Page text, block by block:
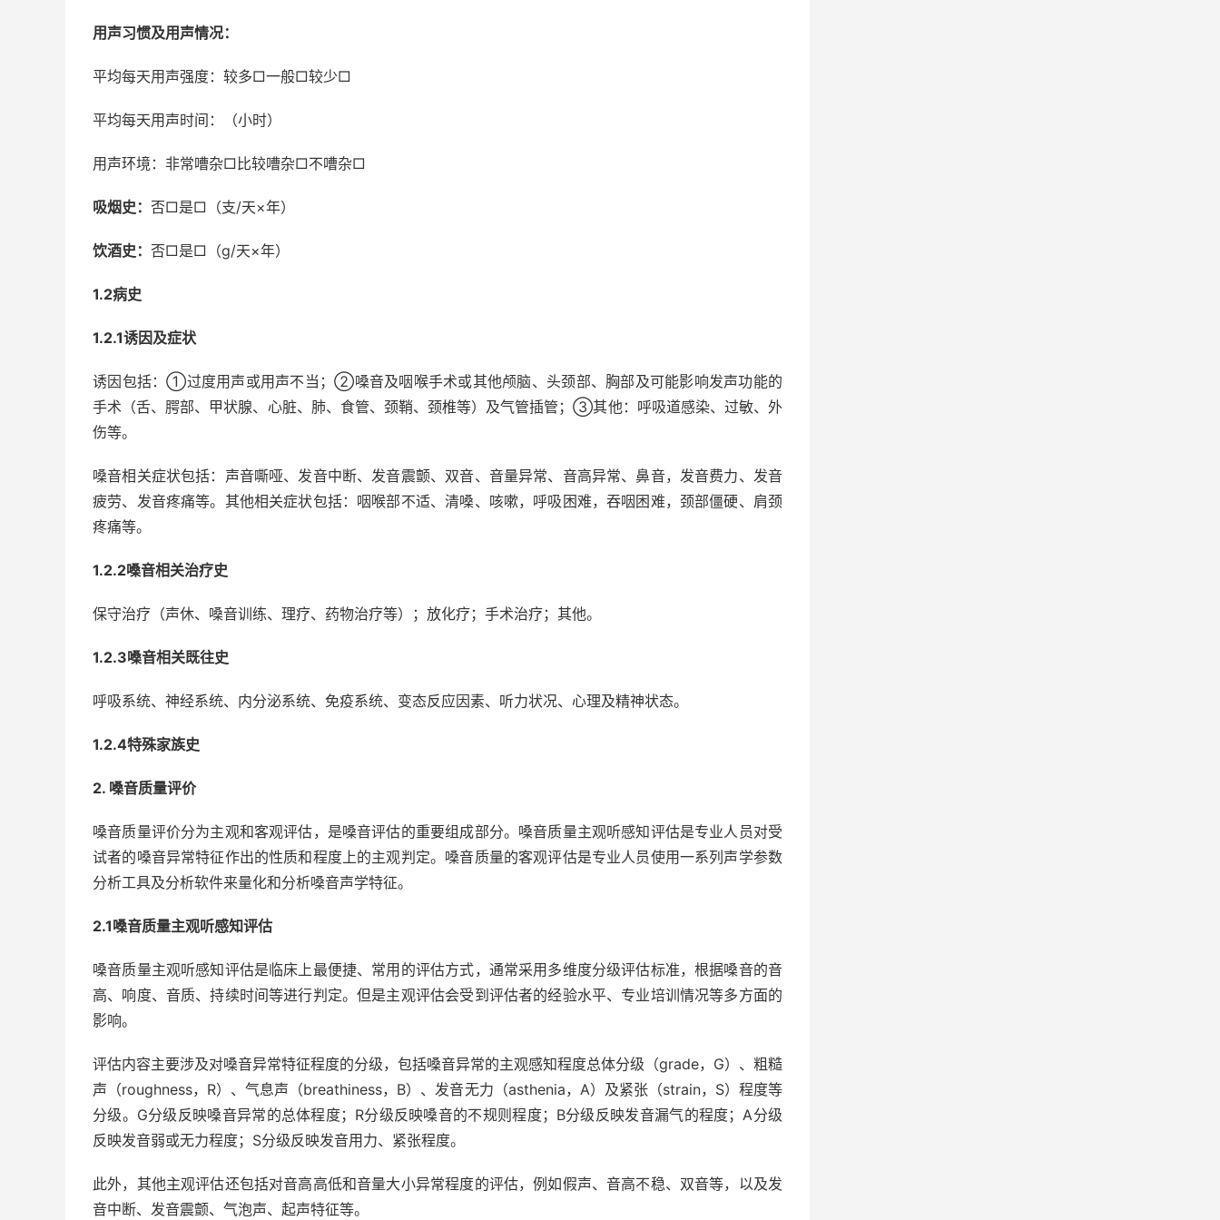
用声习惯及用声情况：
平均每天用声强度：较多□一般□较少□
平均每天用声时间：（小时）
用声环境：非常嘈杂□比较嘈杂□不嘈杂□
吸烟史： 否□是□（支/天×年）
饮酒史： 否□是□（g/天×年）
1.2病史
1.2.1诱因及症状
诱因包括：①过度用声或用声不当；②嗓音及咽喉手术或其他颅脑、头颈部、胸部及可能影响发声功能的
手术（舌、腭部、甲状腺、心脏、肺、食管、颈鞘、颈椎等）及气管插管；③其他：呼吸道感染、过敏、外
伤等。
嗓音相关症状包括：声音嘶哑、发音中断、发音震颤、双音、音量异常、音高异常、鼻音，发音费力、发音
疲劳、发音疼痛等。其他相关症状包括：咽喉部不适、清嗓、咳嗽，呼吸困难，吞咽困难，颈部僵硬、肩颈
疼痛等。
1.2.2嗓音相关治疗史
保守治疗（声休、嗓音训练、理疗、药物治疗等）；放化疗；手术治疗；其他。
1.2.3嗓音相关既往史
呼吸系统、神经系统、内分泌系统、免疫系统、变态反应因素、听力状况、心理及精神状态。
1.2.4特殊家族史
2. 嗓音质量评价
嗓音质量评价分为主观和客观评估，是嗓音评估的重要组成部分。嗓音质量主观听感知评估是专业人员对受
试者的嗓音异常特征作出的性质和程度上的主观判定。嗓音质量的客观评估是专业人员使用一系列声学参数
分析工具及分析软件来量化和分析嗓音声学特征。
2.1嗓音质量主观听感知评估
嗓音质量主观听感知评估是临床上最便捷、常用的评估方式，通常采用多维度分级评估标准，根据嗓音的音
高、响度、音质、持续时间等进行判定。但是主观评估会受到评估者的经验水平、专业培训情况等多方面的
影响。
评估内容主要涉及对嗓音异常特征程度的分级，包括嗓音异常的主观感知程度总体分级（grade，G）、粗糙
声（roughness，R）、气息声（breathiness，B）、发音无力（asthenia，A）及紧张（strain，S）程度等
分级。G分级反映嗓音异常的总体程度；R分级反映嗓音的不规则程度；B分级反映发音漏气的程度；A分级
反映发音弱或无力程度；S分级反映发音用力、紧张程度。
此外，其他主观评估还包括对音高高低和音量大小异常程度的评估，例如假声、音高不稳、双音等，以及发
音中断、发音震颤、气泡声、起声特征等。